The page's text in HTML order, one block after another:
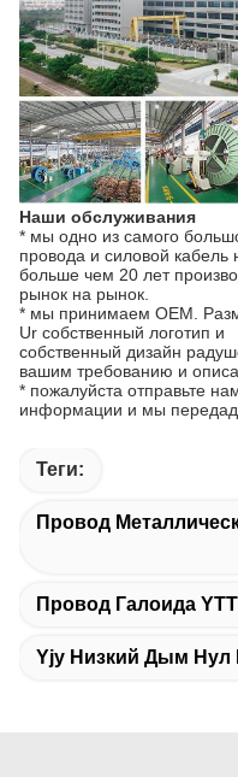
Наши обслуживания
* мы одно из самого
провода и силовой
больше чем 20 лет
рынок на рынок.
* мы принимаем OEM.
Ur собственный логотип и
собственный дизайн
вашим требованию и
* пожалуйста отправьте
информации и мы
Теги:
Провод
Провод Галоида
Yjy Низкий Дым Нул